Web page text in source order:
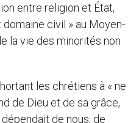
entre religion et État,
civil » au Moyen-
la vie des minorités non
les chrétiens à « ne
de Dieu et de sa grâce,
de nous, de